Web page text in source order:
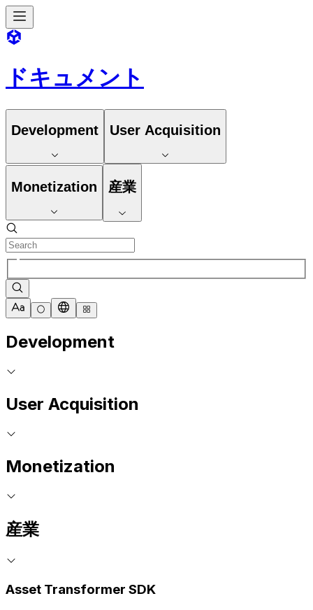
ドキュメント
Development User Acquisition
Monetization 産業
Development
User Acquisition
Monetization
産業
Asset Transformer SDK